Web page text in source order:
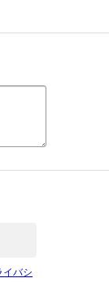
イバシ